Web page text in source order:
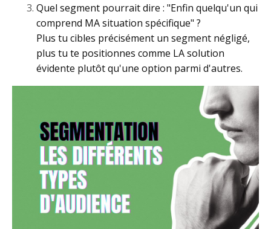
Quel segment pourrait dire : "Enfin quelqu'un qui
comprend MA situation spécifique" ?
Plus tu cibles précisément un segment négligé,
plus tu te positionnes comme LA solution
évidente plutôt qu'une option parmi d'autres.